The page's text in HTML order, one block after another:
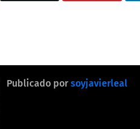
Publicado por soyjavierleal